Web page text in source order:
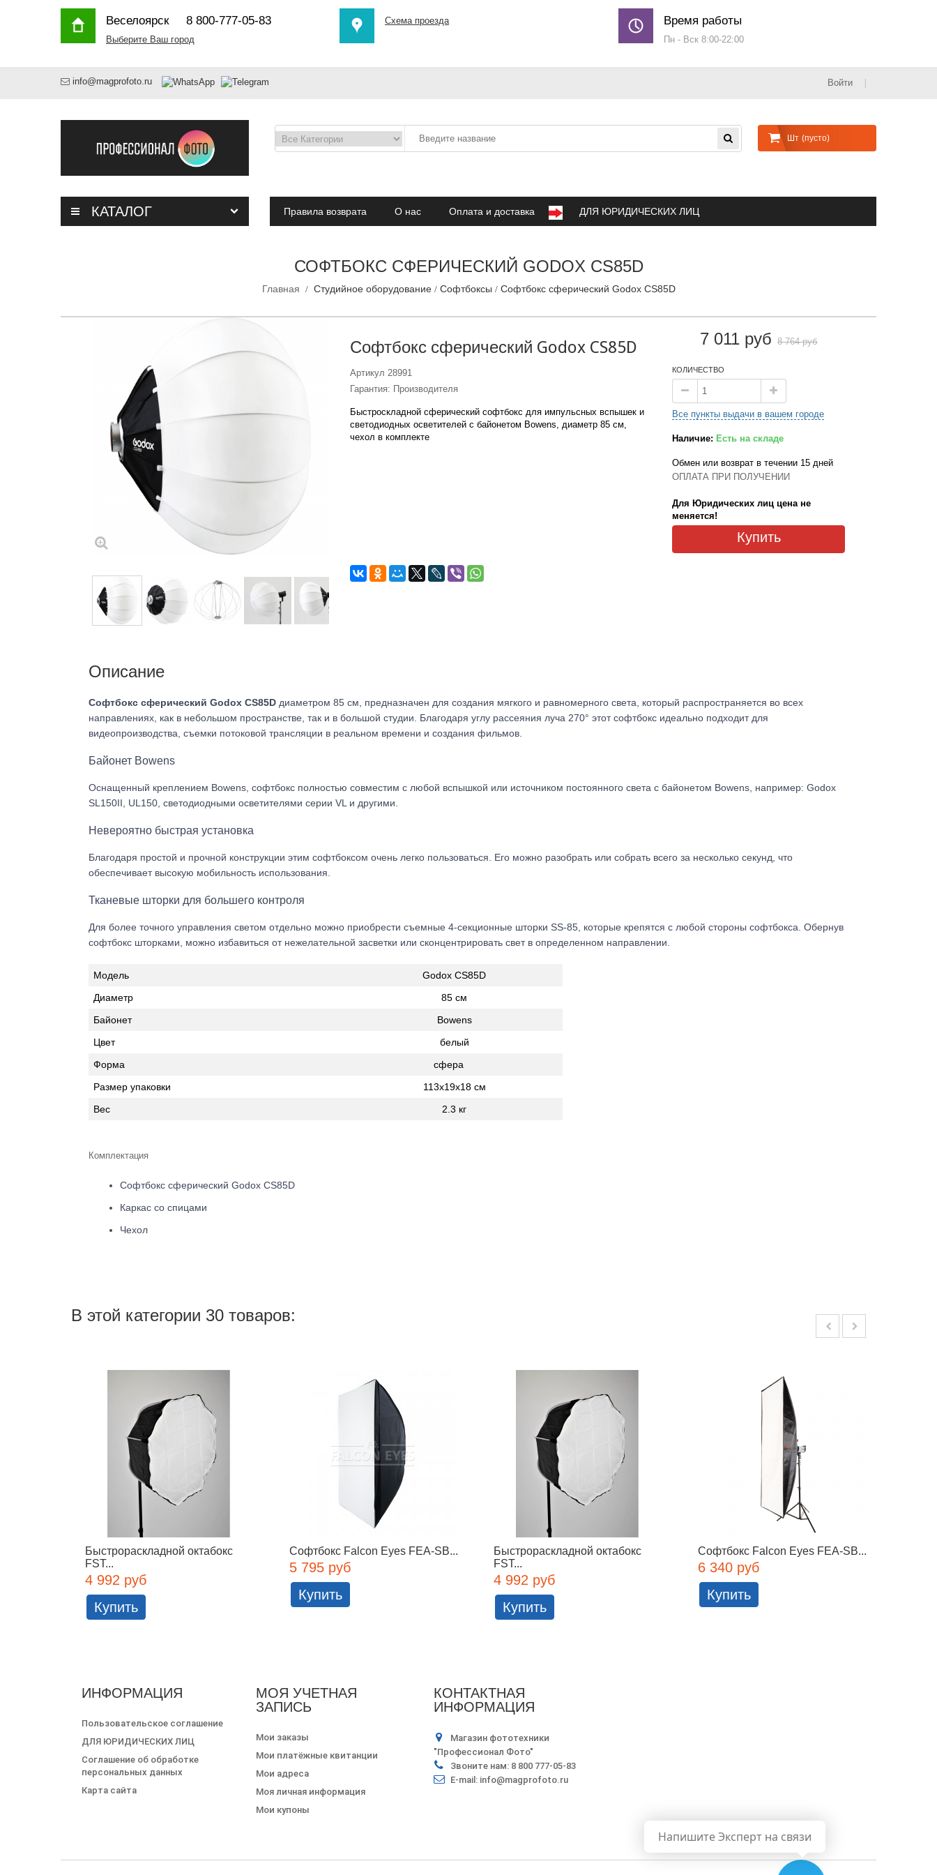
Веселоярск8 800-777-05-83
Выберите Ваш город
Схема проезда Время работы
Пн - Вск 8:00-22:00
info@magprofoto.ru Войти
Шт (пусто)
КАТАЛОГ Правила возврата О нас Оплата и доставка ДЛЯ ЮРИДИЧЕСКИХ ЛИЦ
СОФТБОКС СФЕРИЧЕСКИЙ GODOX CS85D
Главная Студийное оборудование Софтбоксы Софтбокс сферический Godox CS85D
Софтбокс сферический Godox CS85D
Артикул 28991
Гарантия: Производителя
Быстроскладной сферический софтбокс для импульсных вспышек и
светодиодных осветителей с байонетом Bowens, диаметр 85 см,
чехол в комплекте
7 011 руб 8 764 руб
КОЛИЧЕСТВО
Все пункты выдачи в вашем городе
Наличие: Есть на складе
Обмен или возврат в течении 15 дней
ОПЛАТА ПРИ ПОЛУЧЕНИИ
Для Юридических лиц цена не
меняется!
Купить
Описание
Софтбокс сферический Godox CS85D диаметром 85 см, предназначен для создания мягкого и равномерного света, который распространяется во всех
направлениях, как в небольшом пространстве, так и в большой студии. Благодаря углу рассеяния луча 270° этот софтбокс идеально подходит для
видеопроизводства, съемки потоковой трансляции в реальном времени и создания фильмов.
Байонет Bowens
Оснащенный креплением Bowens, софтбокс полностью совместим с любой вспышкой или источником постоянного света с байонетом Bowens, например: Godox
SL150II, UL150, светодиодными осветителями серии VL и другими.
Невероятно быстрая установка
Благодаря простой и прочной конструкции этим софтбоксом очень легко пользоваться. Его можно разобрать или собрать всего за несколько секунд, что
обеспечивает высокую мобильность использования.
Тканевые шторки для большего контроля
Для более точного управления светом отдельно можно приобрести съемные 4-секционные шторки SS-85, которые крепятся с любой стороны софтбокса. Обернув
софтбокс шторками, можно избавиться от нежелательной засветки или сконцентрировать свет в определенном направлении.
Модель
Godox CS85D
Диаметр
85 см
Байонет
Bowens
Цвет
белый
Форма
сфера
Размер упаковки
113х19х18 см
Вес
2.3 кг
Комплектация
Софтбокс сферический Godox CS85D
Каркас со спицами
Чехол
В этой категории 30 товаров:
Быстрораскладной октабокс
FST...
4 992 руб
Купить
Софтбокс Falcon Eyes FEA-SB...
5 795 руб
Купить
Быстрораскладной октабокс
FST...
4 992 руб
Купить
Софтбокс Falcon Eyes FEA-SB...
6 340 руб
Купить
ИНФОРМАЦИЯ
Пользовательское соглашение
ДЛЯ ЮРИДИЧЕСКИХ ЛИЦ
Соглашение об обработке
персональных данных
Карта сайта
МОЯ УЧЕТНАЯ
ЗАПИСЬ
Мои заказы
Мои платёжные квитанции
Мои адреса
Моя личная информация
Мои купоны
КОНТАКТНАЯ
ИНФОРМАЦИЯ
Магазин фототехники
"Профессионал Фото"
Звоните нам: 8 800 777-05-83
E-mail: info@magprofoto.ru
Напишите Эксперт на связи